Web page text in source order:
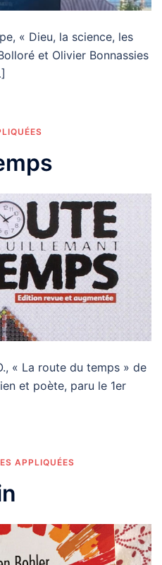
« Dieu, la science, les
et Olivier Bonnassies
« La route du temps » de
et poète, paru le 1er
APPLIQUÉES